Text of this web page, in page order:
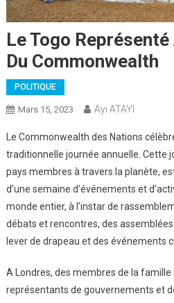
Le Togo
Du Commonwealth
POLITIQUE
Mars 15, 2023 Ayi ATAYI
Le Commonwealth des Nations
traditionnelle journée annuelle. Cette
pays membres à travers la planète,
d’une semaine d’événements et
monde entier, à l’instar de
débats et rencontres, des
lever de drapeau et des événements
A Londres, des membres de la
représentants de gouvernements et